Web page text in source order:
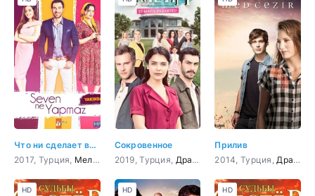
Что ни сделает влюбленный
2017, Турция, Мелодрама ,Комедия
Сокровенное
2019, Турция, Драма
Прилив
2014, Турция, Драма
HD HD HD